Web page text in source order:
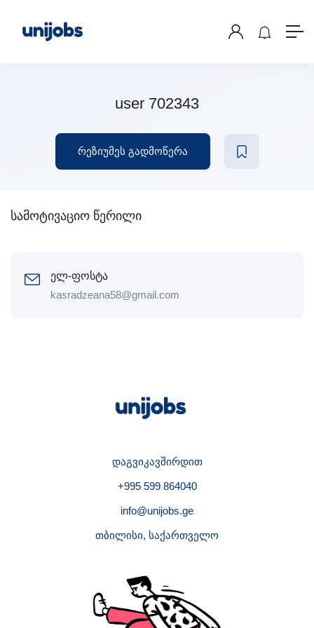
user 702343
რეზიუმეს გადმოწერა
სამოტივაციო წერილი
ელ-ფოსტა
kasradzeana58@gmail.com
დაგვიკავშირდით
+995 599 864040
info@unijobs.ge
თბილისი, საქართველო